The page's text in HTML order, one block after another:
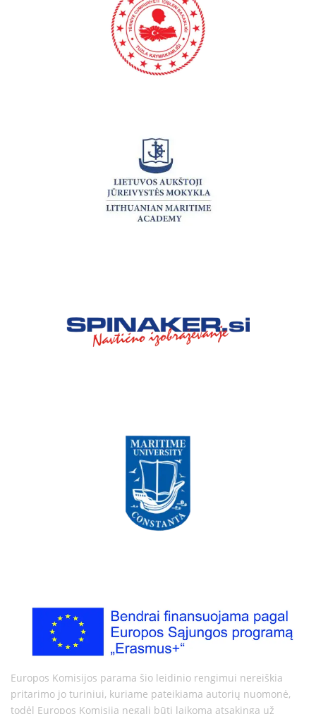
Europos Komisijos parama šio leidinio rengimui nereiškia
pritarimo jo turiniui, kuriame pateikiama autorių nuomonė,
todėl Europos Komisija negali būti laikoma atsakinga už